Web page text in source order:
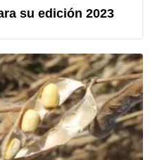
su edición 2023